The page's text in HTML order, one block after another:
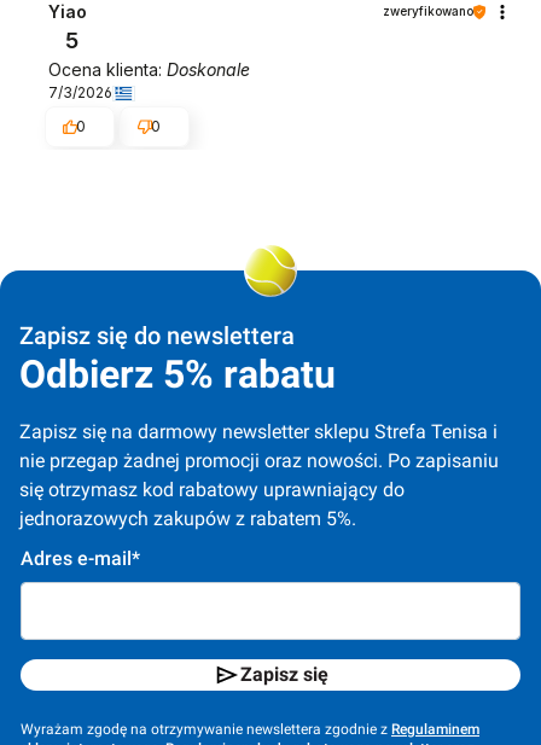
Yiao zweryfikowano
5
Ocena klienta: Doskonale
7/3/2026
0
0
Zapisz się do newslettera
Odbierz 5% rabatu
Zapisz się na darmowy newsletter sklepu Strefa Tenisa i
nie przegap żadnej promocji oraz nowości. Po zapisaniu
się otrzymasz kod rabatowy uprawniający do
jednorazowych zakupów z rabatem 5%.
Adres e-mail*
Zapisz się
Wyrażam zgodę na otrzymywanie newslettera zgodnie z Regulaminem